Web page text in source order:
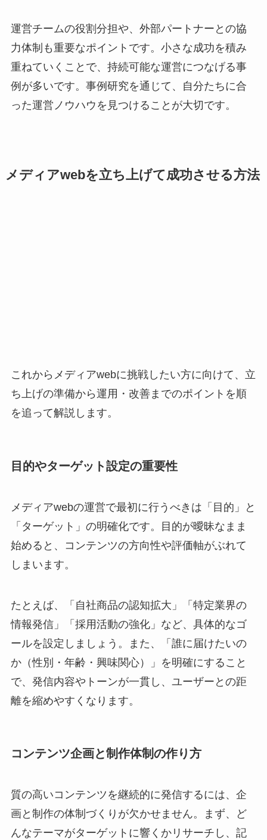
運営チームの役割分担や、外部パートナーとの協
力体制も重要なポイントです。小さな成功を積み
重ねていくことで、持続可能な運営につなげる事
例が多いです。事例研究を通じて、自分たちに合
った運営ノウハウを見つけることが大切です。
メディアwebを立ち上げて成功させる方法
これからメディアwebに挑戦したい方に向けて、立
ち上げの準備から運用・改善までのポイントを順
を追って解説します。
目的やターゲット設定の重要性
メディアwebの運営で最初に行うべきは「目的」と
「ターゲット」の明確化です。目的が曖昧なまま
始めると、コンテンツの方向性や評価軸がぶれて
しまいます。
たとえば、「自社商品の認知拡大」「特定業界の
情報発信」「採用活動の強化」など、具体的なゴ
ールを設定しましょう。また、「誰に届けたいの
か（性別・年齢・興味関心）」を明確にすること
で、発信内容やトーンが一貫し、ユーザーとの距
離を縮めやすくなります。
コンテンツ企画と制作体制の作り方
質の高いコンテンツを継続的に発信するには、企
画と制作の体制づくりが欠かせません。まず、ど
んなテーマがターゲットに響くかリサーチし、記